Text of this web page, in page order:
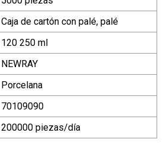
Caja de cartón con palé, palé
120 250 ml
NEWRAY
Porcelana
70109090
200000 piezas/día